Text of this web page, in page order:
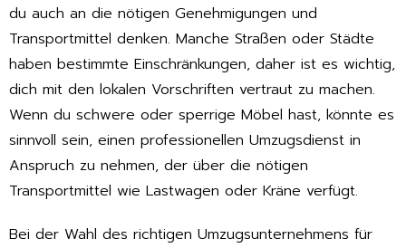
du auch an die nötigen Genehmigungen und
Transportmittel denken. Manche Straßen oder Städte
haben bestimmte Einschränkungen, daher ist es wichtig,
dich mit den lokalen Vorschriften vertraut zu machen.
Wenn du schwere oder sperrige Möbel hast, könnte es
sinnvoll sein, einen professionellen Umzugsdienst in
Anspruch zu nehmen, der über die nötigen
Transportmittel wie Lastwagen oder Kräne verfügt.
Bei der Wahl des richtigen Umzugsunternehmens für